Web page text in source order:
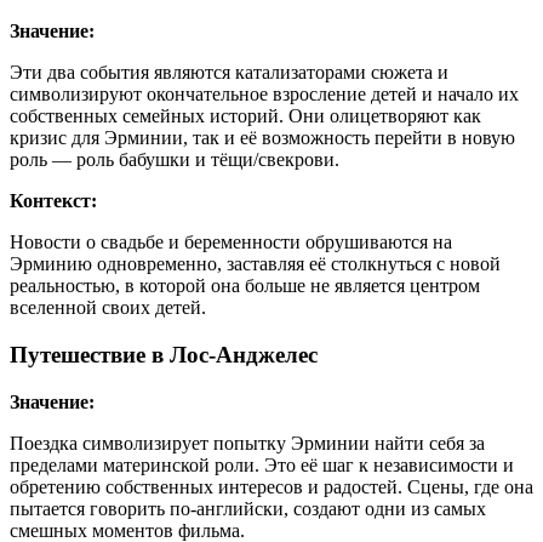
Значение:
Эти два события являются катализаторами сюжета и
символизируют окончательное взросление детей и начало их
собственных семейных историй. Они олицетворяют как
кризис для Эрминии, так и её возможность перейти в новую
роль — роль бабушки и тёщи/свекрови.
Контекст:
Новости о свадьбе и беременности обрушиваются на
Эрминию одновременно, заставляя её столкнуться с новой
реальностью, в которой она больше не является центром
вселенной своих детей.
Путешествие в Лос-Анджелес
Значение:
Поездка символизирует попытку Эрминии найти себя за
пределами материнской роли. Это её шаг к независимости и
обретению собственных интересов и радостей. Сцены, где она
пытается говорить по-английски, создают одни из самых
смешных моментов фильма.